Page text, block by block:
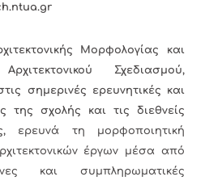
Μορφολογίας και
Σχεδιασμού,
σημερινές ερευνητικές και
της σχολής και τις διεθνείς
ερευνά τη μορφοποιητική
έργων μέσα από
και συμπληρωματικές